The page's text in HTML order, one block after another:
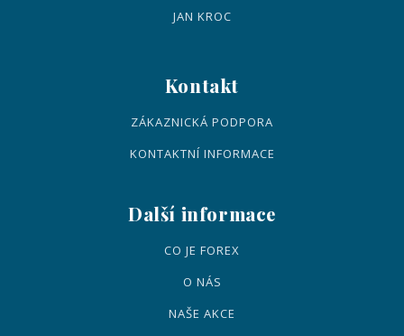
JAN KROC
Kontakt
ZÁKAZNICKÁ PODPORA
KONTAKTNÍ INFORMACE
Další informace
CO JE FOREX
O NÁS
NAŠE AKCE